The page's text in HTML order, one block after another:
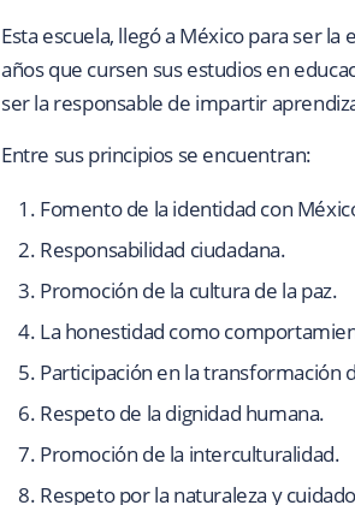
Esta escuela, llegó a México para ser
años que cursen sus estudios en
ser la responsable de impartir
Entre sus principios se encuentran:
Fomento de la identidad con
Responsabilidad ciudadana.
Promoción de la cultura de la paz.
La honestidad como
Participación en la transformación
Respeto de la dignidad humana.
Promoción de la interculturalidad.
Respeto por la naturaleza y